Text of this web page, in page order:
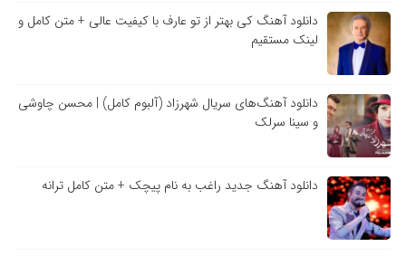
دانلود آهنگ کی بهتر از تو عارف با کیفیت عالی + متن کامل و
لینک مستقیم
دانلود آهنگ‌های سریال شهرزاد (آلبوم کامل) | محسن چاوشی
و سینا سرلک
دانلود آهنگ جدید راغب به نام پیچک + متن کامل ترانه